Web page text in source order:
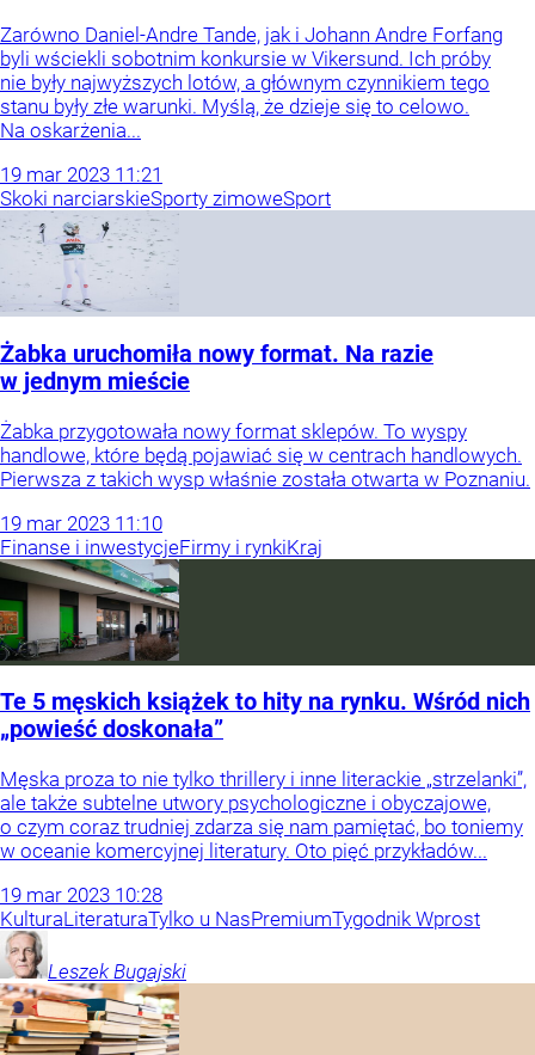
Zarówno Daniel-Andre Tande, jak i Johann Andre Forfang
byli wściekli sobotnim konkursie w Vikersund. Ich próby
nie były najwyższych lotów, a głównym czynnikiem tego
stanu były złe warunki. Myślą, że dzieje się to celowo.
Na oskarżenia...
19 mar 2023 11:21
Skoki narciarskieSporty zimoweSport
Żabka uruchomiła nowy format. Na razie
w jednym mieście
Żabka przygotowała nowy format sklepów. To wyspy
handlowe, które będą pojawiać się w centrach handlowych.
Pierwsza z takich wysp właśnie została otwarta w Poznaniu.
19 mar 2023 11:10
Finanse i inwestycjeFirmy i rynkiKraj
Te 5 męskich książek to hity na rynku. Wśród nich
„powieść doskonała”
Męska proza to nie tylko thrillery i inne literackie „strzelanki”,
ale także subtelne utwory psychologiczne i obyczajowe,
o czym coraz trudniej zdarza się nam pamiętać, bo toniemy
w oceanie komercyjnej literatury. Oto pięć przykładów...
19 mar 2023 10:28
KulturaLiteraturaTylko u NasPremiumTygodnik Wprost
Leszek Bugajski